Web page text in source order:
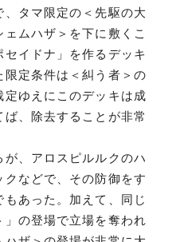
タマ限定の＜先駆の大
ムハザ＞を下に敷くこ
イドナ」を作るデッキ
定条件は＜糾う者＞の
ゆえにこのデッキは成
、除去することが非常
、アロスピルルクのハ
などで、その防御をす
あった。加えて、同じ
」の登場で立場を奪われ